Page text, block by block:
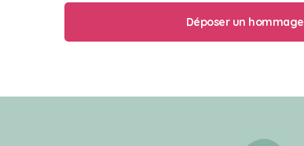
Déposer un hommage